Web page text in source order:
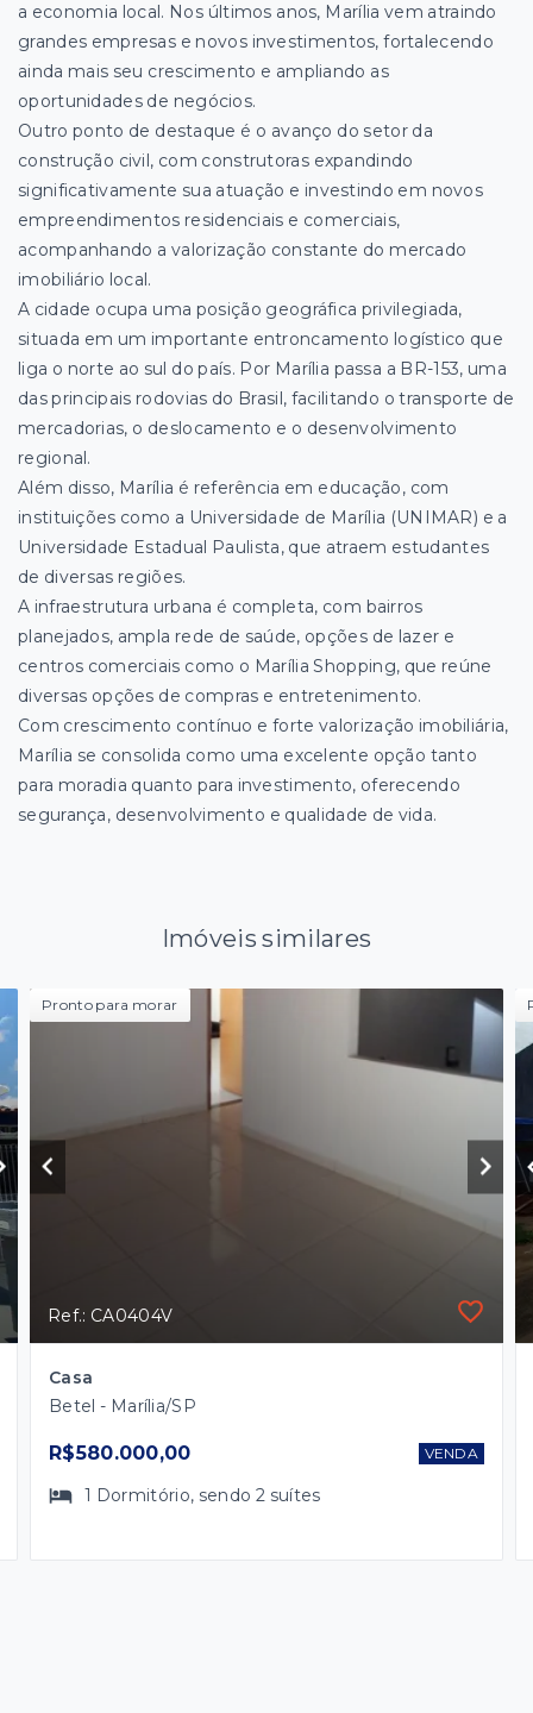
a economia local. Nos últimos anos, Marília vem atraindo
grandes empresas e novos investimentos, fortalecendo
ainda mais seu crescimento e ampliando as
oportunidades de negócios.
Outro ponto de destaque é o avanço do setor da
construção civil, com construtoras expandindo
significativamente sua atuação e investindo em novos
empreendimentos residenciais e comerciais,
acompanhando a valorização constante do mercado
imobiliário local.
A cidade ocupa uma posição geográfica privilegiada,
situada em um importante entroncamento logístico que
liga o norte ao sul do país. Por Marília passa a BR-153, uma
das principais rodovias do Brasil, facilitando o transporte de
mercadorias, o deslocamento e o desenvolvimento
regional.
Além disso, Marília é referência em educação, com
instituições como a Universidade de Marília (UNIMAR) e a
Universidade Estadual Paulista, que atraem estudantes
de diversas regiões.
A infraestrutura urbana é completa, com bairros
planejados, ampla rede de saúde, opções de lazer e
centros comerciais como o Marília Shopping, que reúne
diversas opções de compras e entretenimento.
Com crescimento contínuo e forte valorização imobiliária,
Marília se consolida como uma excelente opção tanto
para moradia quanto para investimento, oferecendo
segurança, desenvolvimento e qualidade de vida.
Imóveis similares
Pronto para morar
Ref.: CA0404V
Casa
Betel - Marília/SP
R$580.000,00 VENDA
1 Dormitório, sendo 2 suítes